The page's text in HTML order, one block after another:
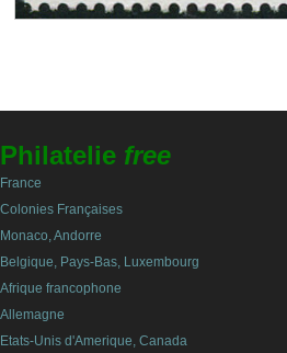
Philatelie free
France
Colonies Françaises
Monaco, Andorre
Belgique, Pays-Bas, Luxembourg
Afrique francophone
Allemagne
Etats-Unis d'Amerique, Canada